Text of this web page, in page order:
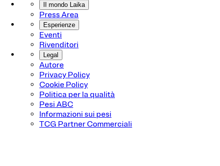
Il mondo Laika
Press Area
Esperienze
Eventi
Rivenditori
Legal
Autore
Privacy Policy
Cookie Policy
Politica per la qualità
Pesi ABC
Informazioni sui pesi
TCG Partner Commerciali